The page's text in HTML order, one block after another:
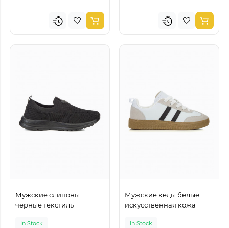
Мужские слипоны
черные текстиль
In Stock
Мужские кеды белые
искусственная кожа
In Stock